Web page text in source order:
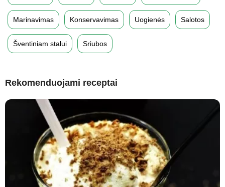
Marinavimas Konservavimas Uogienės Salotos
Šventiniam stalui Sriubos
Rekomenduojami receptai